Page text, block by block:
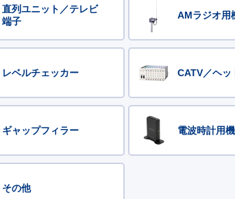
直列ユニット／テレビ
端子
AMラジオ用
レベルチェッカー CATV／ヘッ
ギャップフィラー 電波時計用
その他